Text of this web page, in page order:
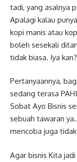
tadi, yang asalnya
Apalagi kalau
kopi manis atau
boleh sesekali
tidak biasa. Iya
Pertanyaannya,
sedang terasa
Sobat Ayo Bisnis
sebuah tawaran
mencoba juga
Agar bisnis Kita